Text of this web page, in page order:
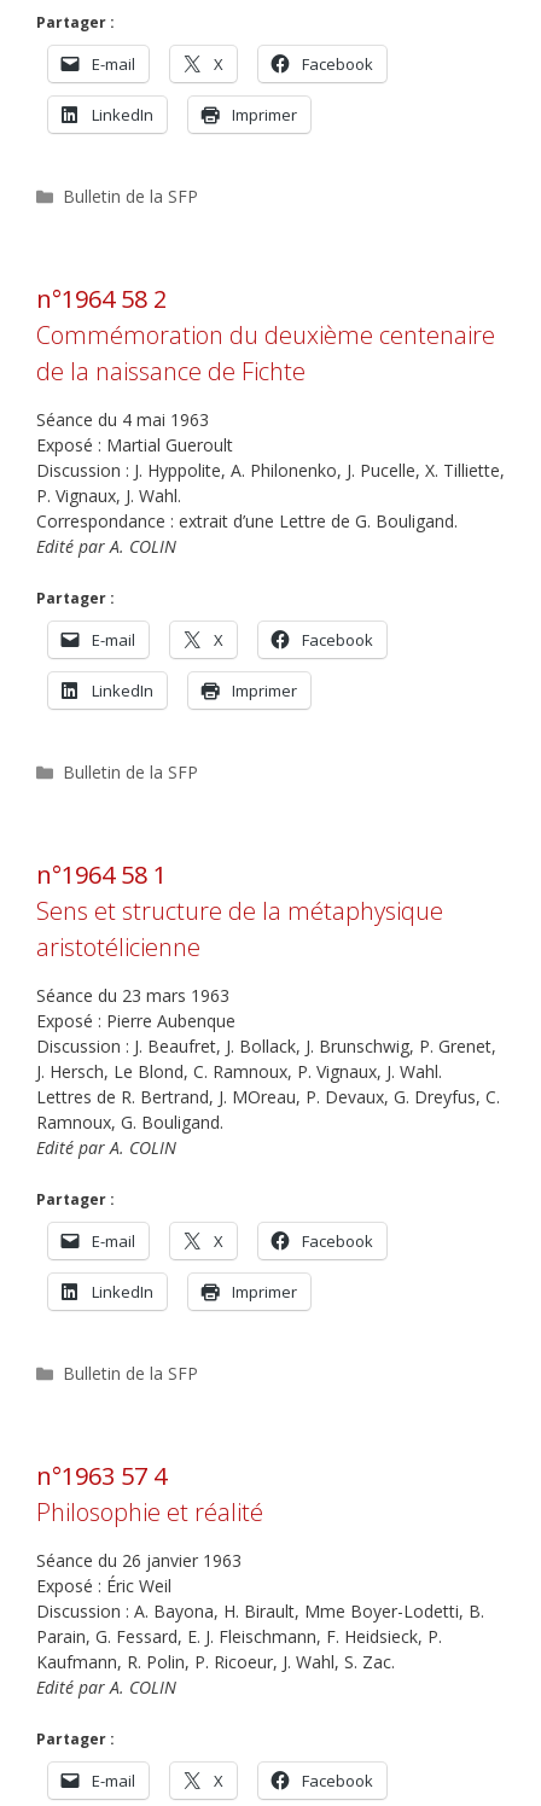
Partager :
E-mail X Facebook
LinkedIn Imprimer
Catégories
Bulletin de la SFP
n°1964 58 2
Commémoration du deuxième centenaire
de la naissance de Fichte
Séance du 4 mai 1963
Exposé : Martial Gueroult
Discussion : J. Hyppolite, A. Philonenko, J. Pucelle, X. Tilliette,
P. Vignaux, J. Wahl.
Correspondance : extrait d’une Lettre de G. Bouligand.
Edité par A. COLIN
Partager :
E-mail X Facebook
LinkedIn Imprimer
Catégories
Bulletin de la SFP
n°1964 58 1
Sens et structure de la métaphysique
aristotélicienne
Séance du 23 mars 1963
Exposé : Pierre Aubenque
Discussion : J. Beaufret, J. Bollack, J. Brunschwig, P. Grenet,
J. Hersch, Le Blond, C. Ramnoux, P. Vignaux, J. Wahl.
Lettres de R. Bertrand, J. MOreau, P. Devaux, G. Dreyfus, C.
Ramnoux, G. Bouligand.
Edité par A. COLIN
Partager :
E-mail X Facebook
LinkedIn Imprimer
Catégories
Bulletin de la SFP
n°1963 57 4
Philosophie et réalité
Séance du 26 janvier 1963
Exposé : Éric Weil
Discussion : A. Bayona, H. Birault, Mme Boyer-Lodetti, B.
Parain, G. Fessard, E. J. Fleischmann, F. Heidsieck, P.
Kaufmann, R. Polin, P. Ricoeur, J. Wahl, S. Zac.
Edité par A. COLIN
Partager :
E-mail X Facebook